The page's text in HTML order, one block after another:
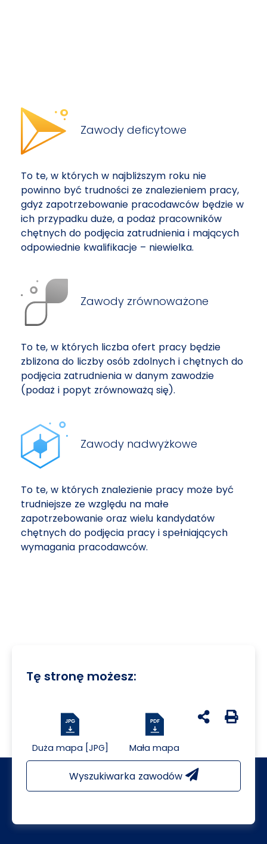
Zawody deficytowe
To te, w których w najbliższym roku nie
powinno być trudności ze znalezieniem pracy,
gdyż zapotrzebowanie pracodawców będzie w
ich przypadku duże, a podaż pracowników
chętnych do podjęcia zatrudnienia i mających
odpowiednie kwalifikacje – niewielka.
Zawody zrównoważone
To te, w których liczba ofert pracy będzie
zbliżona do liczby osób zdolnych i chętnych do
podjęcia zatrudnienia w danym zawodzie
(podaż i popyt zrównoważą się).
Zawody nadwyżkowe
To te, w których znalezienie pracy może być
trudniejsze ze względu na małe
zapotrzebowanie oraz wielu kandydatów
chętnych do podjęcia pracy i spełniających
wymagania pracodawców.
Tę stronę możesz:
Duża mapa [JPG] Mała mapa
udostępnij na
Generuj
Wyszukiwarka zawodów